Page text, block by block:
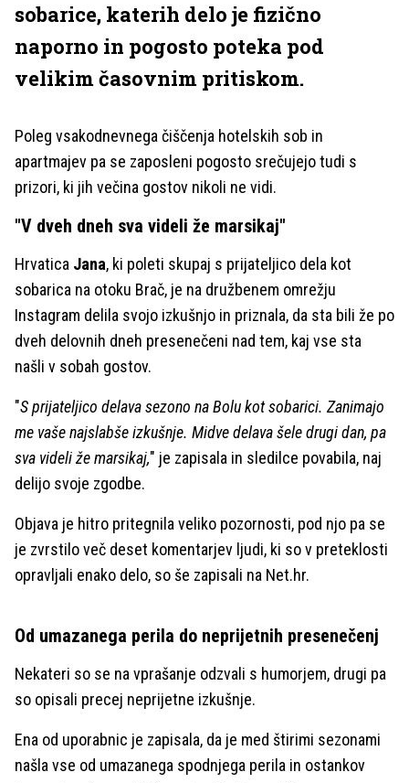
sobarice, katerih delo je fizično
naporno in pogosto poteka pod
velikim časovnim pritiskom.
Poleg vsakodnevnega čiščenja hotelskih sob in
apartmajev pa se zaposleni pogosto srečujejo tudi s
prizori, ki jih večina gostov nikoli ne vidi.
"V dveh dneh sva videli že marsikaj"
Hrvatica Jana, ki poleti skupaj s prijateljico dela kot
sobarica na otoku Brač, je na družbenem omrežju
Instagram delila svojo izkušnjo in priznala, da sta bili že po
dveh delovnih dneh presenečeni nad tem, kaj vse sta
našli v sobah gostov.
"S prijateljico delava sezono na Bolu kot sobarici. Zanimajo
me vaše najslabše izkušnje. Midve delava šele drugi dan, pa
sva videli že marsikaj," je zapisala in sledilce povabila, naj
delijo svoje zgodbe.
Objava je hitro pritegnila veliko pozornosti, pod njo pa se
je zvrstilo več deset komentarjev ljudi, ki so v preteklosti
opravljali enako delo, so še zapisali na Net.hr.
Od umazanega perila do neprijetnih presenečenj
Nekateri so se na vprašanje odzvali s humorjem, drugi pa
so opisali precej neprijetne izkušnje.
Ena od uporabnic je zapisala, da je med štirimi sezonami
našla vse od umazanega spodnjega perila in ostankov